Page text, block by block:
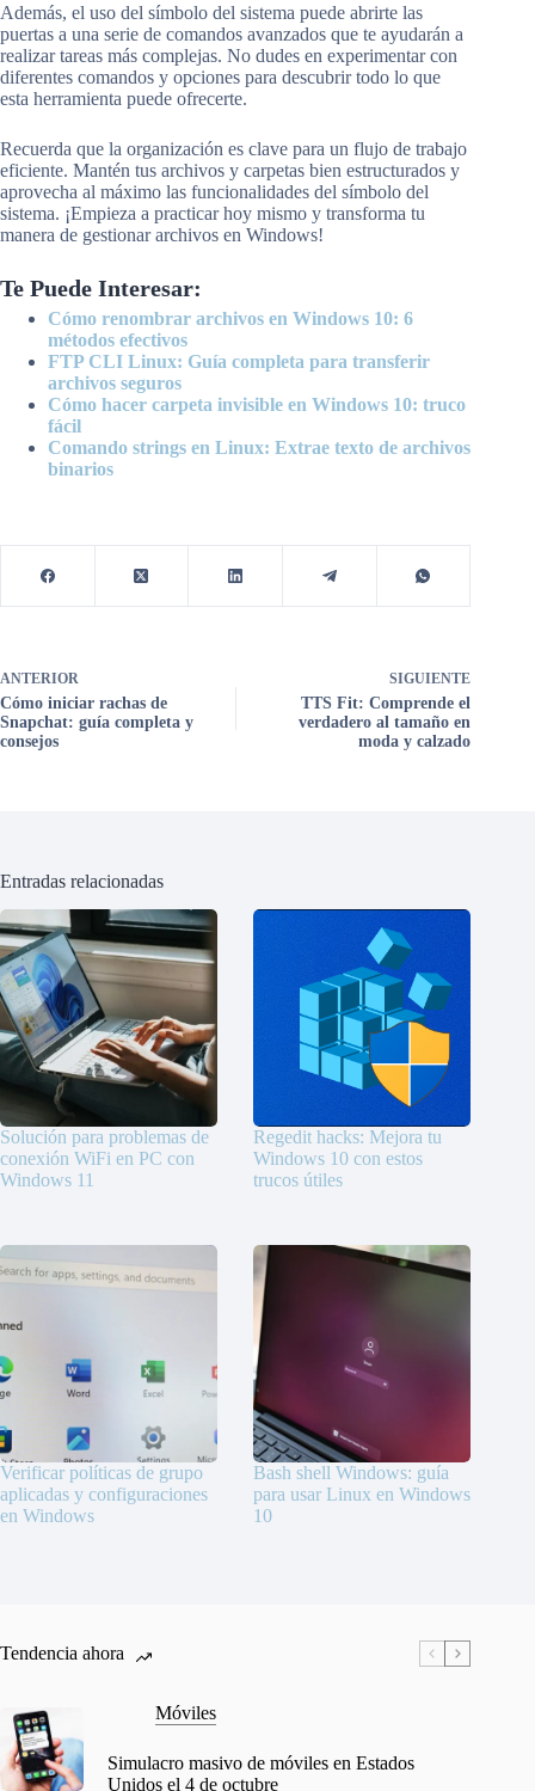
Además, el uso del símbolo del sistema puede abrirte las
puertas a una serie de comandos avanzados que te ayudarán a
realizar tareas más complejas. No dudes en experimentar con
diferentes comandos y opciones para descubrir todo lo que
esta herramienta puede ofrecerte.
Recuerda que la organización es clave para un flujo de trabajo
eficiente. Mantén tus archivos y carpetas bien estructurados y
aprovecha al máximo las funcionalidades del símbolo del
sistema. ¡Empieza a practicar hoy mismo y transforma tu
manera de gestionar archivos en Windows!
Te Puede Interesar:
Cómo renombrar archivos en Windows 10: 6
métodos efectivos
FTP CLI Linux: Guía completa para transferir
archivos seguros
Cómo hacer carpeta invisible en Windows 10: truco
fácil
Comando strings en Linux: Extrae texto de archivos
binarios
ANTERIOR
Cómo iniciar rachas de
Snapchat: guía completa y
consejos
SIGUIENTE
TTS Fit: Comprende el
verdadero al tamaño en
moda y calzado
Entradas relacionadas
Solución para problemas de
conexión WiFi en PC con
Windows 11
Regedit hacks: Mejora tu
Windows 10 con estos
trucos útiles
Verificar políticas de grupo
aplicadas y configuraciones
en Windows
Bash shell Windows: guía
para usar Linux en Windows
10
Tendencia ahora
Móviles
Simulacro masivo de móviles en Estados
Unidos el 4 de octubre